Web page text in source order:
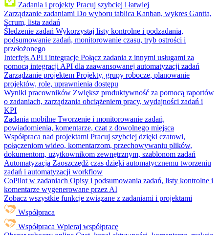
Zadania i projekty Pracuj szybciej i łatwiej
Zarządzanie zadaniami Do wyboru tablica Kanban, wykres Gantta,
Scrum, lista zadań
Śledzenie zadań Wykorzystaj listy kontrolne i podzadania,
podsumowanie zadań, monitorowanie czasu, tryb ostrości i
przełożonego
Interfejs API i integracje Połącz zadania z innymi usługami za
pomocą integracji API dla zaawansowanej automatyzacji zadań
Zarządzanie projektem Projekty, grupy robocze, planowanie
projektów, role, uprawnienia dostępu
Wyniki pracowników Zwiększ produktywność za pomocą raportów
o zadaniach, zarządzania obciążeniem pracy, wydajności zadań i
KPI
Zadania mobilne Tworzenie i monitorowanie zadań,
powiadomienia, komentarze, czat z dowolnego miejsca
Współpraca nad projektami Pracuj szybciej dzięki czatowi,
połączeniom wideo, komentarzom, przechowywaniu plików,
dokumentom, użytkownikom zewnętrznym, szablonom zadań
Automatyzacja Zaoszczędź czas dzięki automatycznemu tworzeniu
zadań i automatyzacji workflow
CoPilot w zadaniach Opisy i podsumowania zadań, listy kontrolne i
komentarze wygenerowane przez AI
Zobacz wszystkie funkcje związane z zadaniami i projektami
Współpraca
Współpraca Wpieraj współpracę